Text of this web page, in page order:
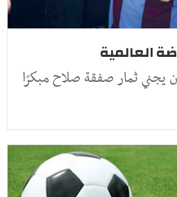
العالمية
يجني ثمار صفقة صلاح مبكرًا